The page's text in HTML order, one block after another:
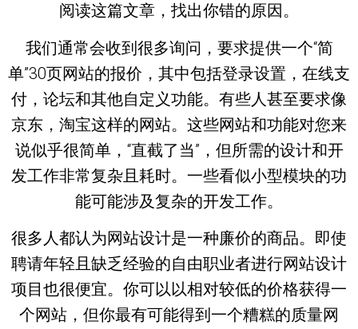
阅读这篇文章，找出你错的原因。
我们通常会收到很多询问，要求提供一个“简
单”30页网站的报价，其中包括登录设置，在线支
付，论坛和其他自定义功能。有些人甚至要求像
京东，淘宝这样的网站。这些网站和功能对您来
说似乎很简单，“直截了当”，但所需的设计和开
发工作非常复杂且耗时。一些看似小型模块的功
能可能涉及复杂的开发工作。
很多人都认为网站设计是一种廉价的商品。即使
聘请年轻且缺乏经验的自由职业者进行网站设计
项目也很便宜。你可以以相对较低的价格获得一
个网站，但你最有可能得到一个糟糕的质量网